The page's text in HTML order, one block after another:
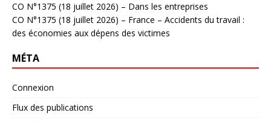
CO N°1375 (18 juillet 2026) – Dans les entreprises
CO N°1375 (18 juillet 2026) – France – Accidents du travail :
des économies aux dépens des victimes
MÉTA
Connexion
Flux des publications